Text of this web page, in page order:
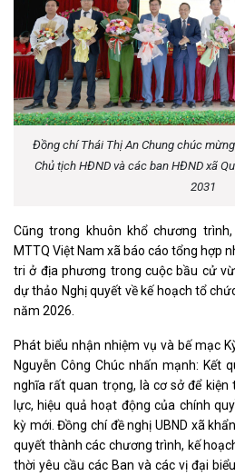
Đồng chí Thái Thị An Chung chúc
Chủ tịch HĐND và các ban HĐND xã
2031
Cũng trong khuôn khổ chương
MTTQ Việt Nam xã báo cáo tổng hợp
tri ở địa phương trong cuộc bầu cử
dự thảo Nghị quyết về kế hoạch tổ
năm 2026.
Phát biểu nhận nhiệm vụ và bế mạc
Nguyễn Công Chúc nhấn mạnh: Kết
nghĩa rất quan trọng, là cơ sở để kiện
lực, hiệu quả hoạt động của chính
kỳ mới. Đồng chí đề nghị UBND xã
quyết thành các chương trình, kế
thời yêu cầu các Ban và các vị đại